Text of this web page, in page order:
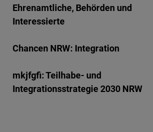
Ehrenamtliche, Behörden und
Interessierte
Chancen NRW: Integration
mkjfgfi: Teilhabe- und
Integrationsstrategie 2030 NRW